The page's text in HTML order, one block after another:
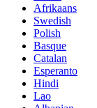
Afrikaans
Swedish
Polish
Basque
Catalan
Esperanto
Hindi
Lao